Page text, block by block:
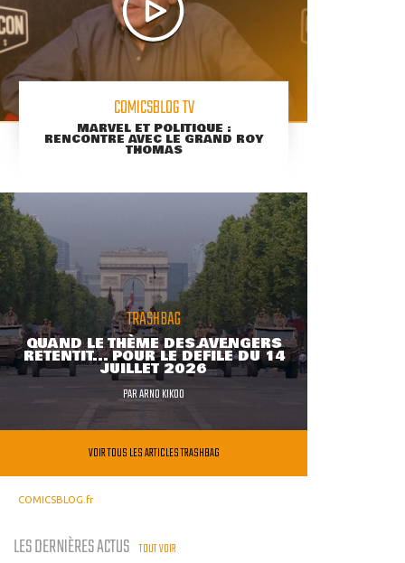
COMICSBLOG TV
MARVEL ET POLITIQUE :
RENCONTRE AVEC LE GRAND ROY
THOMAS
TRASHBAG
QUAND LE THÈME DES AVENGERS
RETENTIT... POUR LE DÉFILÉ DU 14
JUILLET 2026
PARARNO KIKOO
VOIR TOUS LES ARTICLES TRASHBAG
COMICSBLOG.fr
LES DERNIÈRES ACTUS TOUT VOIR